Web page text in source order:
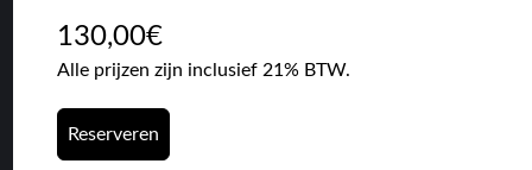
130,00€
Alle prijzen zijn inclusief 21% BTW.
Reserveren